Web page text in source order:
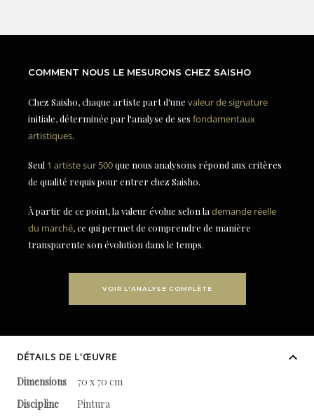
COMMENT NOUS LE MESURONS CHEZ SAISHO
Chez Saisho, chaque artiste part d'une valeur de signature
initiale, déterminée par l'analyse de ses fondamentaux
artistiques.
Seul 1 artiste sur 500que nous analysons répond aux critères
de qualité requis pour entrer chez Saisho.
À partir de ce point, la valeur évolue selon la demande réelle
du marché, ce qui permet de comprendre de manière
transparente son évolution dans le temps.
VOIR L'ANALYSE COMPLÈTE
DÉTAILS DE L'ŒUVRE
Dimensions
70 x 70 cm
Discipline
Pintura